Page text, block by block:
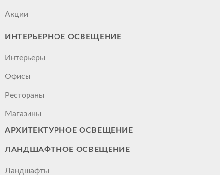
Акции
ИНТЕРЬЕРНОЕ ОСВЕЩЕНИЕ
Интерьеры
Офисы
Рестораны
Магазины
АРХИТЕКТУРНОЕ ОСВЕЩЕНИЕ
ЛАНДШАФТНОЕ ОСВЕЩЕНИЕ
Ландшафты